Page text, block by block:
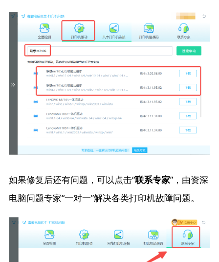
如果修复后还有问题，可以点击“联系专家”，由资深
电脑问题专家“一对一”解决各类打印机故障问题。